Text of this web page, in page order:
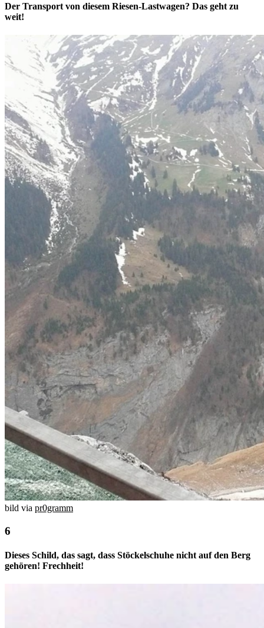
Der Transport von diesem Riesen-Lastwagen? Das geht zu
weit!
bild via pr0gramm
Dieses Schild, das sagt, dass Stöckelschuhe nicht auf den Berg
gehören! Frechheit!